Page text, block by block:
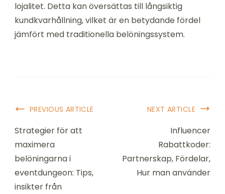
lojalitet. Detta kan översättas till långsiktig
kundkvarhållning, vilket är en betydande fördel
jämfört med traditionella belöningssystem.
Post
Navigation
PREVIOUS ARTICLE
Strategier för att
maximera
belöningarna i
eventdungeon: Tips,
insikter från
NEXT ARTICLE
Influencer
Rabattkoder:
Partnerskap, Fördelar,
Hur man använder